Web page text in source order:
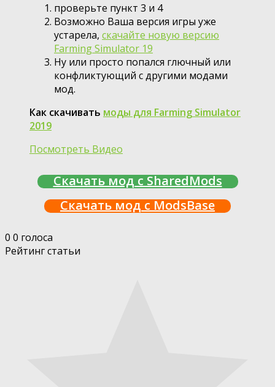
проверьте пункт 3 и 4
Возможно Ваша версия игры уже
устарела, скачайте новую версию
Farming Simulator 19
Ну или просто попался глючный или
конфликтующий с другими модами
мод.
Как скачивать моды для Farming Simulator
2019
Посмотреть Видео
Скачать мод с SharedMods
Скачать мод с ModsBase
0 0 голоса
Рейтинг статьи